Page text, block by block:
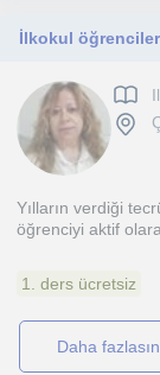
Yılların verdiği
öğrenciyi aktif
1. ders ücretsiz
daha